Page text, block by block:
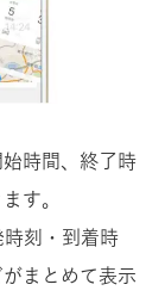
時間、終了時
す。
刻・到着時
まとめて表示